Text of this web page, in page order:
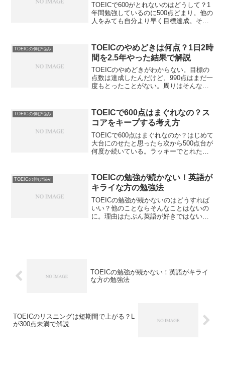
TOEICで600がとれないのはどうして？1
年間勉強しているのに500点どまり。他の
人をみても自分より早く目標達成。そこ
600がとれない理由を解説します。就活が
目的の方は必見です。
TOEICの伸び悩み
TOEICのやめどきは何点？1日2時
間を2.5年やった結果で解説
TOEICのやめどきがわからない。目標の
点数は達成したんだけど、990点はまだ一
度もとったことがない。周りはそんなレ
やめどきを解説します。700点レベルの方
は必見です。
TOEICの伸び悩み
TOEICで600点はまぐれなの？ス
コアをキープする考え方
TOEICで600点はまぐれなのか？はじめて
大台にのせたと思ったら次から500点台が
何度か続いている。ラッキーでとれただ
します。スコアアップで足踏みされてい
る方は必見です。
TOEICの伸び悩み
TOEICの勉強が続かない！英語が
キライな方の勉強法
TOEICの勉強が続かないのはどうすれば
いい？他のことならそんなことはないの
に。理由はたぶん英語が好きではないか
TOEICの勉強が続かない！英語がキライ
な方の勉強法
TOEICのリスニングは短期間で上がる？L
が300点未満で解説